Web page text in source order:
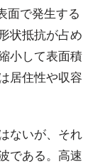
面で発生する
状抵抗が占め
小して表面積
居住性や収容
ないが、それ
である。高速